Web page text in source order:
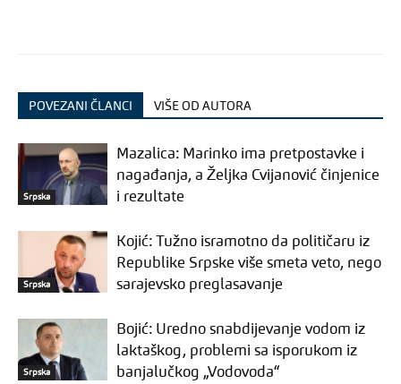
POVEZANI ČLANCI VIŠE OD AUTORA
Srpska
Mazalica: Marinko ima pretpostavke i
nagađanja, a Željka Cvijanović činjenice
i rezultate
Srpska
Kojić: Tužno isramotno da političaru iz
Republike Srpske više smeta veto, nego
sarajevsko preglasavanje
Srpska
Bojić: Uredno snabdijevanje vodom iz
laktaškog, problemi sa isporukom iz
banjalučkog „Vodovoda“